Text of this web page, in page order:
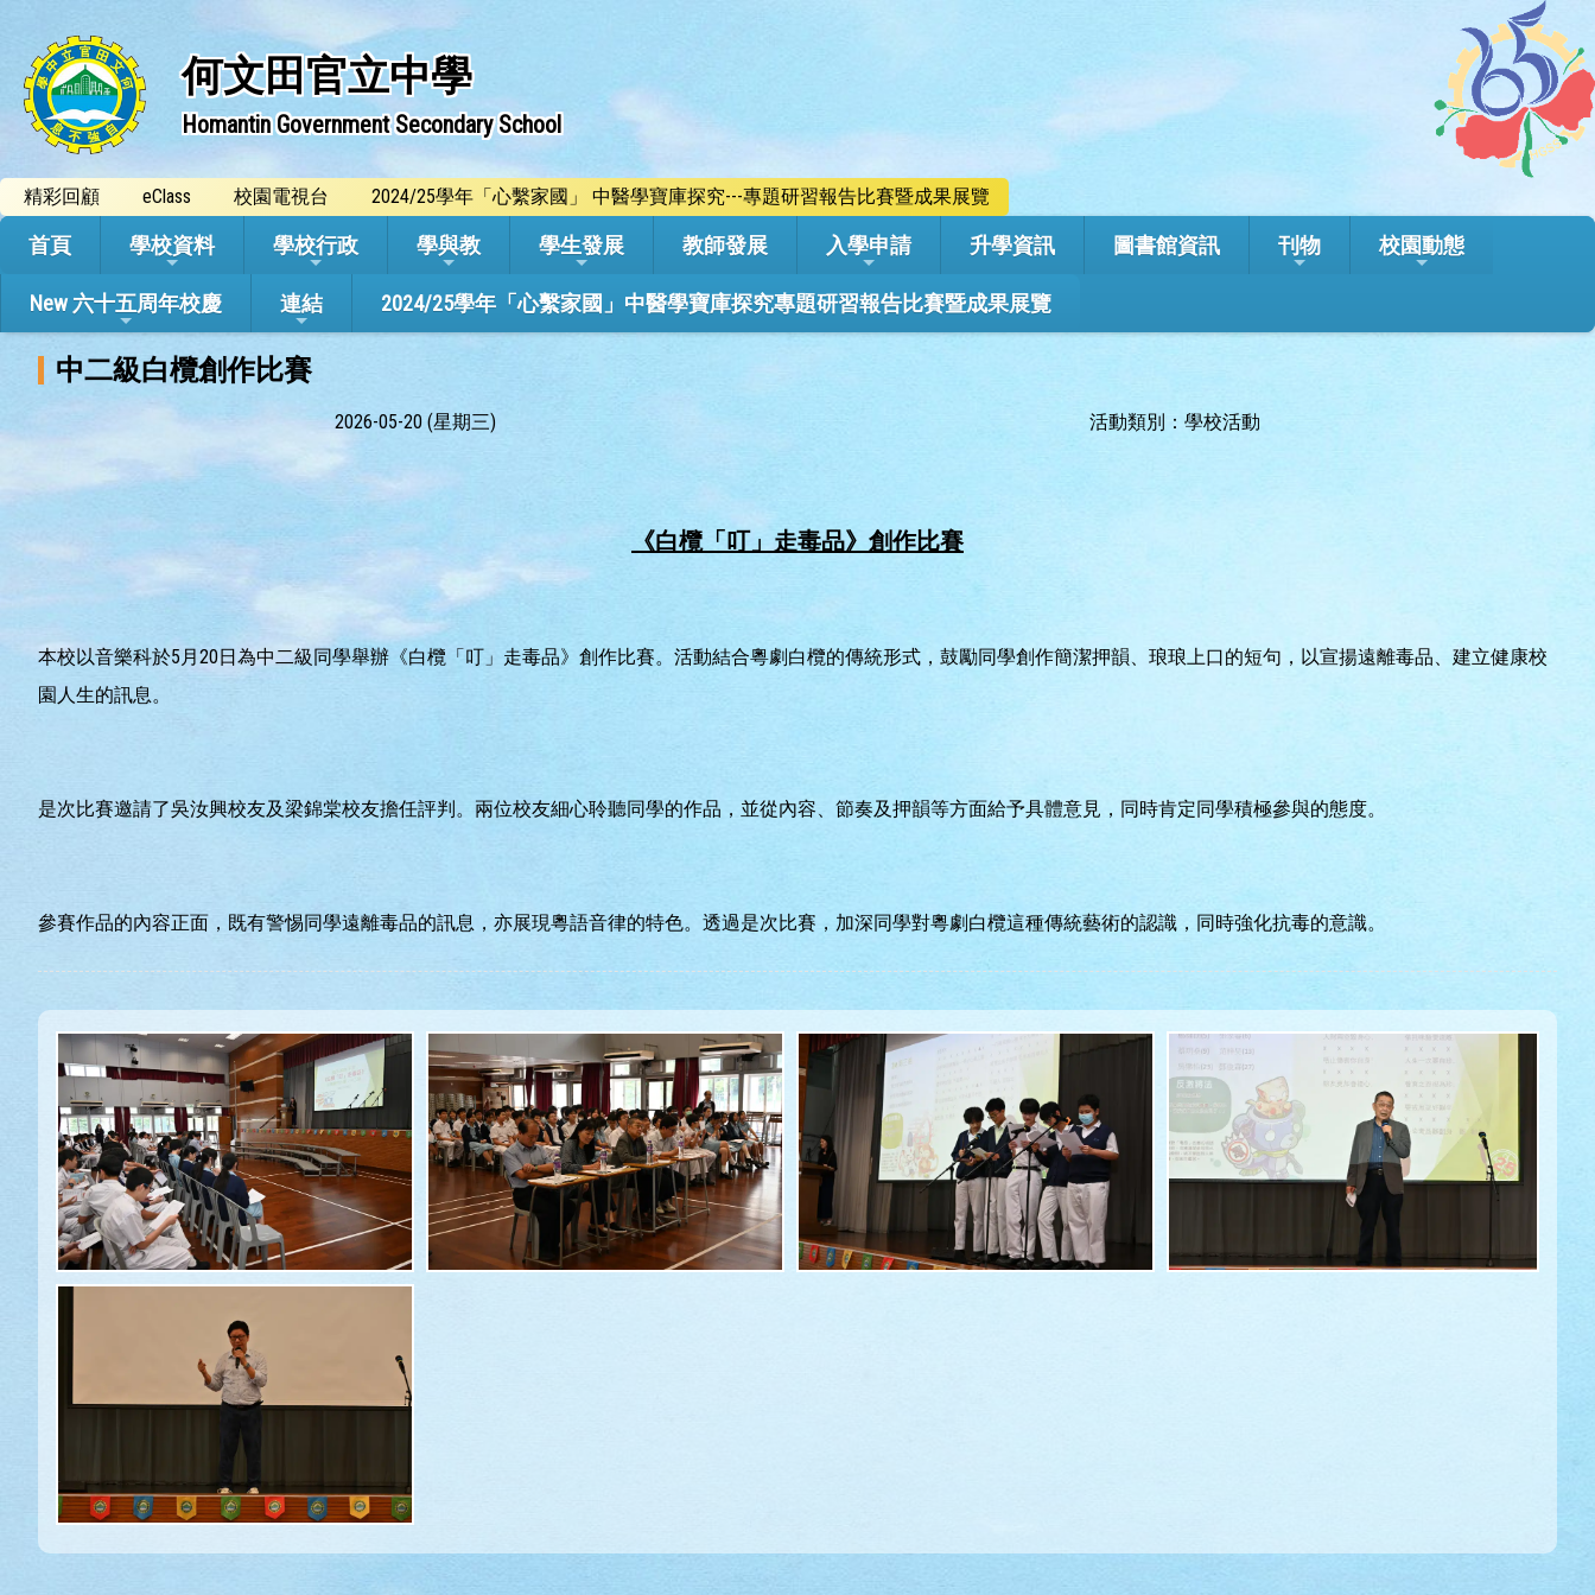
何文田官立中學
Homantin Government Secondary School
精彩回顧 eClass 校園電視台 2024/25學年「心繫家國」 中醫學寶庫探究---專題研習報告比賽暨成果展覽
首頁 學校資料 學校行政 學與教 學生發展 教師發展 入學申請 升學資訊 圖書館資訊 刊物 校園動態
New 六十五周年校慶 連結 2024/25學年「心繫家國」中醫學寶庫探究專題研習報告比賽暨成果展覽
中二級白欖創作比賽
2026-05-20 (星期三) 活動類別：學校活動
《白欖「叮」走毒品》創作比賽
本校以音樂科於5月20日為中二級同學舉辦《白欖「叮」走毒品》創作比賽。活動結合粵劇白欖的傳統形式，鼓勵同學創作簡潔押韻、琅琅上口的短句，以宣揚遠離毒品、建立健康校
園人生的訊息。
是次比賽邀請了吳汝興校友及梁錦棠校友擔任評判。兩位校友細心聆聽同學的作品，並從內容、節奏及押韻等方面給予具體意見，同時肯定同學積極參與的態度。
參賽作品的內容正面，既有警惕同學遠離毒品的訊息，亦展現粵語音律的特色。透過是次比賽，加深同學對粵劇白欖這種傳統藝術的認識，同時強化抗毒的意識。